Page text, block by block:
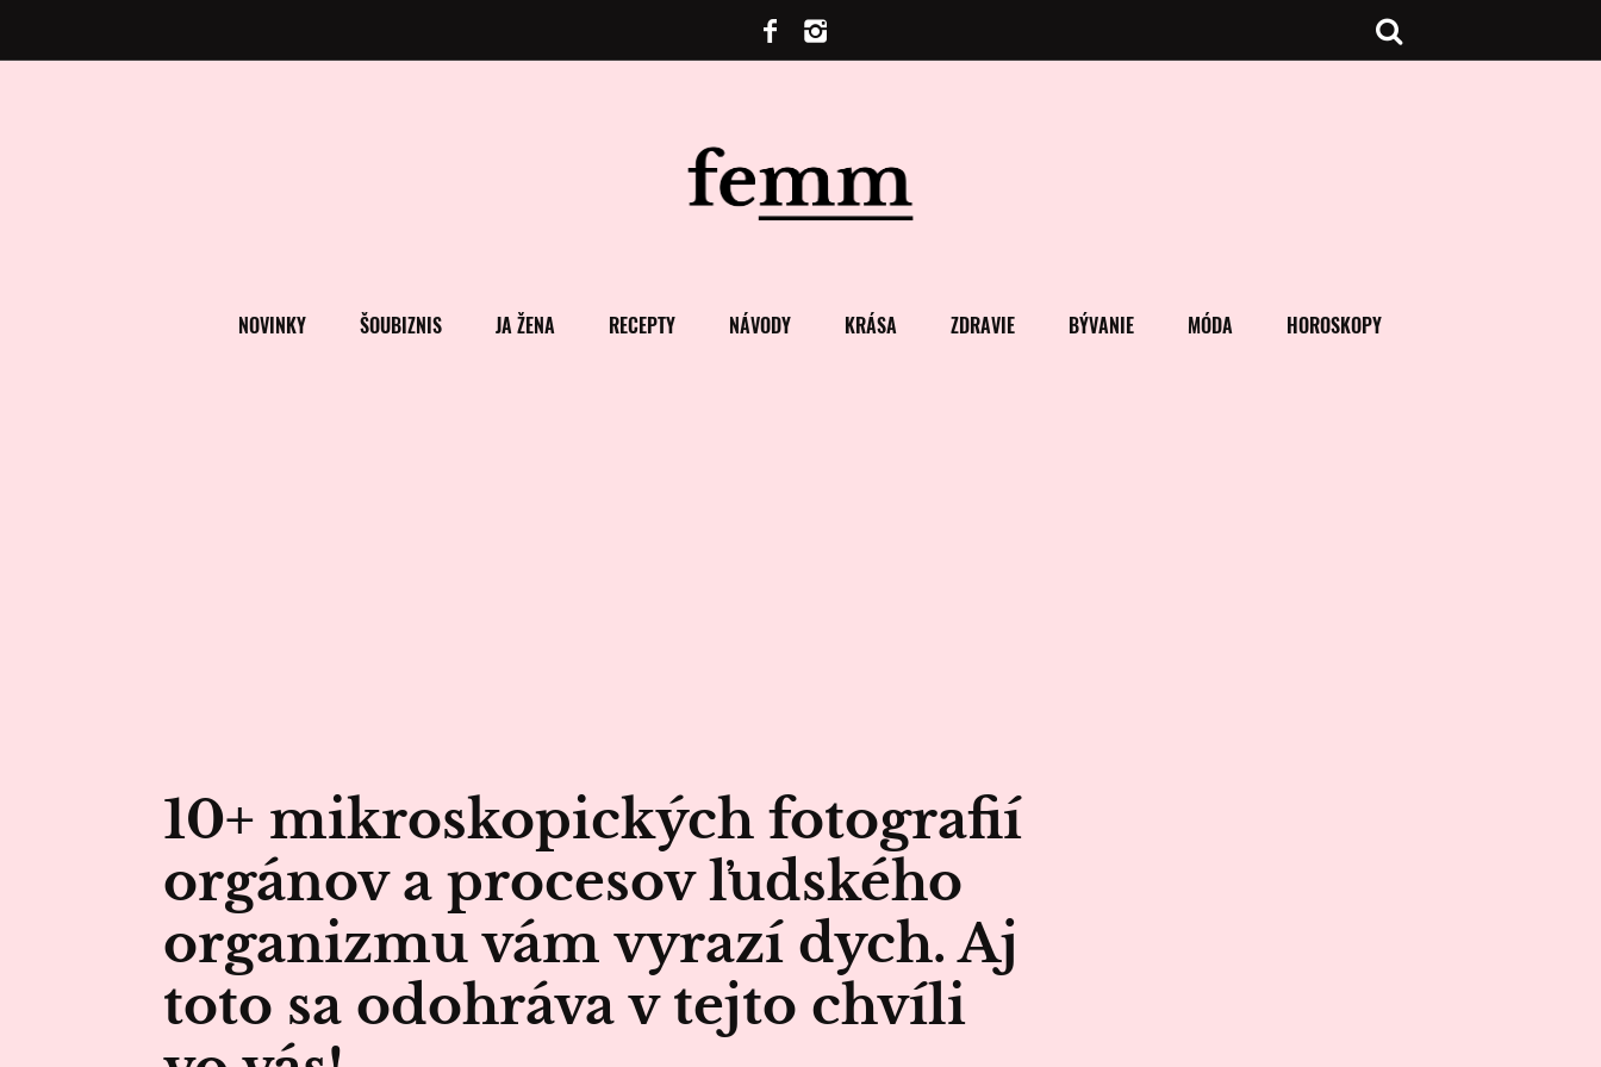
NOVINKY ŠOUBIZNIS JA ŽENA RECEPTY NÁVODY KRÁSA ZDRAVIE BÝVANIE MÓDA HOROSKOPY
10+ mikroskopických fotografií
orgánov a procesov ľudského
organizmu vám vyrazí dych. Aj
toto sa odohráva v tejto chvíli